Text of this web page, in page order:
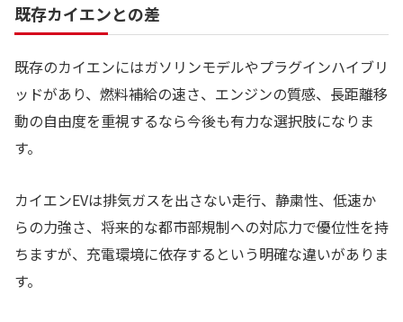
既存カイエンとの差
既存のカイエンにはガソリンモデルやプラグインハイブリ
ッドがあり、燃料補給の速さ、エンジンの質感、長距離移
動の自由度を重視するなら今後も有力な選択肢になりま
す。
カイエンEVは排気ガスを出さない走行、静粛性、低速か
らの力強さ、将来的な都市部規制への対応力で優位性を持
ちますが、充電環境に依存するという明確な違いがありま
す。